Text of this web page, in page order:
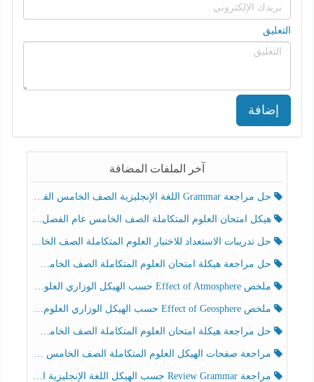
التعليق
إضافة
آخر الملفات المضافة
حل مراجعة Grammar اللغة الإنجليزية الصف الخامس الفصل الثالث
هيكل امتحان العلوم المتكاملة الصف الخامس عام الفصل الدراسي الثالث 2025-2026
حل تدريبات الاستعداد للاختبار العلوم المتكاملة الصف الخامس عام الفصل الثالث
حل مراجعة هيكلة امتحان العلوم المتكاملة الصف الخامس انسبير الفصل الثالث
ملخص Effect of Atmosphere حسب الهيكل الوزاري العلوم المتكاملة الصف الخامس انسبير الفصل الثالث
ملخص Effect of Geosphere حسب الهيكل الوزاري العلوم المتكاملة الصف الخامس انسبير الفصل الثالث
حل مراجعة هيكلة امتحان العلوم المتكاملة الصف الخامس عام الفصل الثالث
مراجعة صفحات الهيكل العلوم المتكاملة الصف الخامس انسبير الفصل الثالث
مراجعة Review Grammar حسب الهيكل اللغة الإنجليزية الصف الخامس الفصل الثالث